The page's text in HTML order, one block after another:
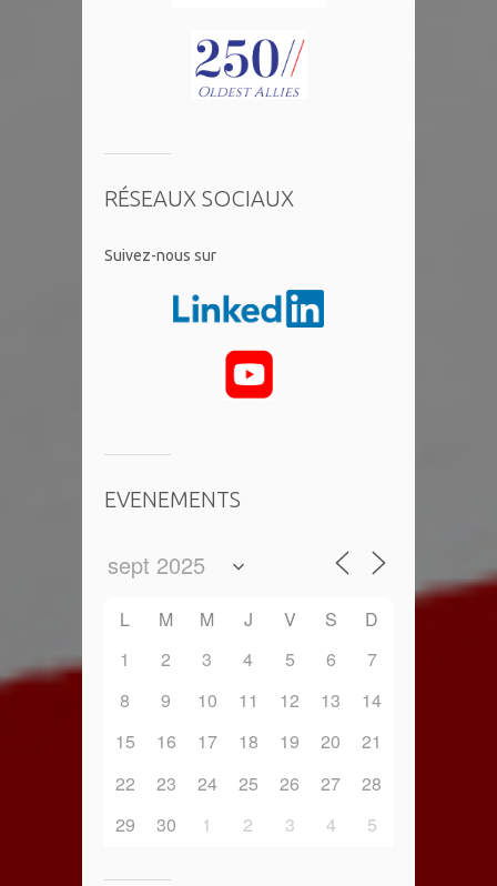
RÉSEAUX SOCIAUX
​Suivez-nous sur
EVENEMENTS
L M M J V S
D
1
2 3 4 5 6
7
8
9 10 11 12 13
14
15
16 17 18 19 20
21
22
23 24 25 26 27
28
29
30 1 2 3 4 5